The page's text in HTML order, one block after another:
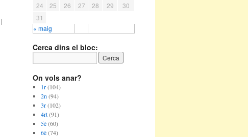
|
« maig
24
25 26 27 28 29
30
31
Cerca dins el bloc:
On vols anar?
1r(104)
2n (94)
3r(102)
4rt(91)
5è(60)
6è(74)